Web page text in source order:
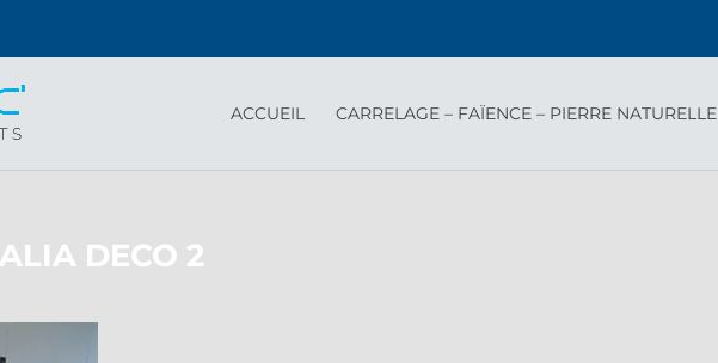
ACCUEIL CARRELAGE – FAÏENCE – PIERRE NATURELLE
DECO 2